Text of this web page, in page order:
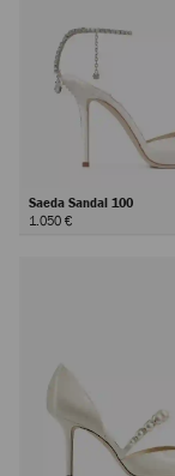
Saeda Sandal 100
1.050 €